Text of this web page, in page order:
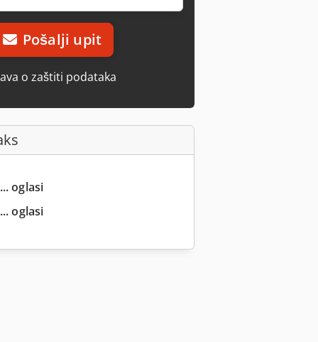
Pošalji upit
o zaštiti podataka
oglasi
oglasi